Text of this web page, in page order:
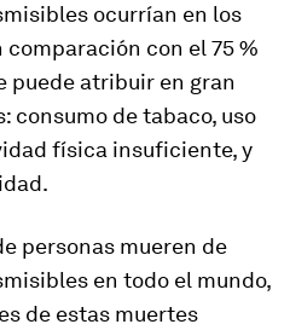
ocurrían en los
con el 75 %
puede atribuir en gran
consumo de tabaco, uso
física insuficiente, y
personas mueren de
en todo el mundo,
de estas muertes